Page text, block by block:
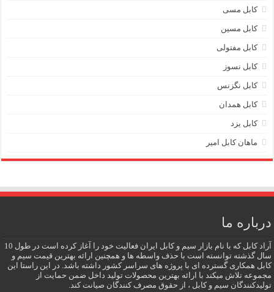
کابل مسی
کابل مسین
کابل مفتولی
کابل نسوز
کابل نگزنس
کابل همدان
کابل یزد
ماهان کابل امیر
درباره ما
آراد کابل که با نام بازار سیم و کابل ایران فعالیت خود را آغاز کرده است در طول 10
سال گذشته توانسته است با حذف واسطه ها و همچنین ارائه بهترین قیمت سیم و
کابل همکاری گسترده ای با پروژه های سراسر کشور داشته باشد. در این راستا این
مجموعه تلاش میکند با ارائه بهترین محصولات تولید داخل ضمن حمایت از
تولیدکنندگان سیم و کابل ، از حقوق مصرف کنندگان صیانت کند.